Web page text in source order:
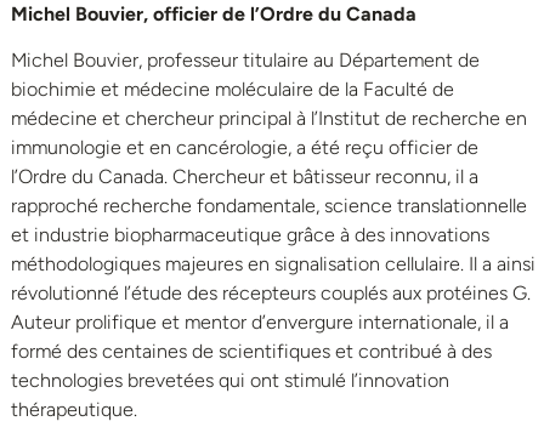
Michel Bouvier, officier de l’Ordre du Canada
Michel Bouvier, professeur titulaire au Département de
biochimie et médecine moléculaire de la Faculté de
médecine et chercheur principal à l’Institut de recherche en
immunologie et en cancérologie, a été reçu officier de
l’Ordre du Canada. Chercheur et bâtisseur reconnu, il a
rapproché recherche fondamentale, science translationnelle
et industrie biopharmaceutique grâce à des innovations
méthodologiques majeures en signalisation cellulaire. Il a ainsi
révolutionné l’étude des récepteurs couplés aux protéines G.
Auteur prolifique et mentor d’envergure internationale, il a
formé des centaines de scientifiques et contribué à des
technologies brevetées qui ont stimulé l’innovation
thérapeutique.